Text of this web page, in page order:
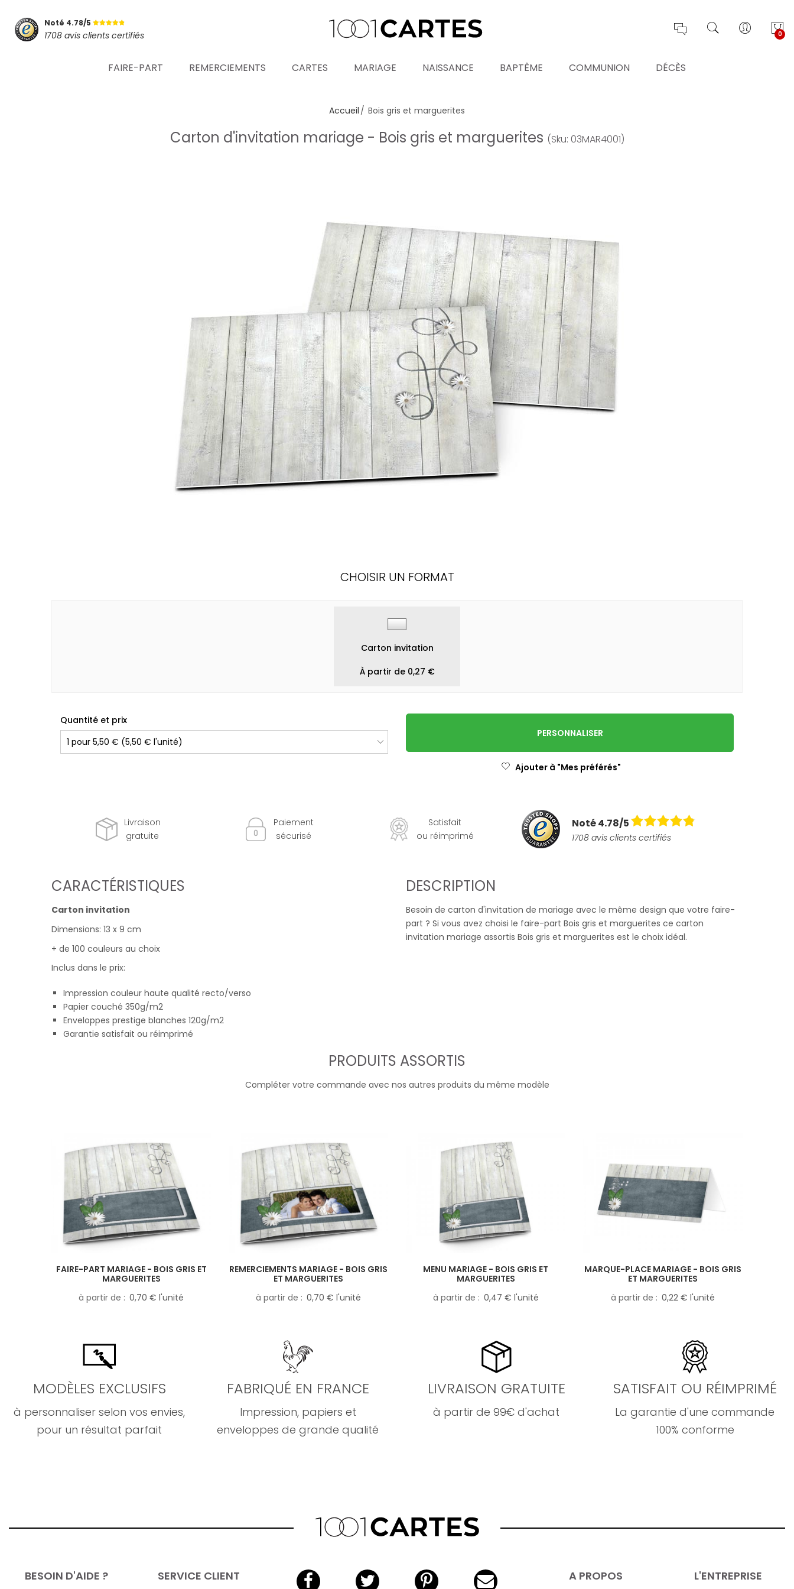
Noté 4.78/5
1708 avis clients certifiés 0
FAIRE-PART REMERCIEMENTS CARTES MARIAGE NAISSANCE BAPTÊME COMMUNION DÉCÈS
Mot de passe oublié ?
SE CONNECTER
Accueil Bois gris et marguerites
Carton d'invitation mariage - Bois gris et marguerites (Sku: 03MAR4001)
CHOISIR UN FORMAT
Carton invitation
À partir de 0,27 €
Quantité et prix
PERSONNALISER
Ajouter à "Mes préférés"
Livraison
gratuite
Paiement
sécurisé
Satisfait
ou réimprimé
Noté 4.78/5
1708 avis clients certifiés
CARACTÉRISTIQUES
Carton invitation
Dimensions: 13 x 9 cm
+ de 100 couleurs au choix
Inclus dans le prix:
Impression couleur haute qualité recto/verso
Papier couché 350g/m2
Enveloppes prestige blanches 120g/m2
Garantie satisfait ou réimprimé
DESCRIPTION
Besoin de carton d'invitation de mariage avec le même design que votre faire-
part ? Si vous avez choisi le faire-part Bois gris et marguerites ce carton
invitation mariage assortis Bois gris et marguerites est le choix idéal.
PRODUITS ASSORTIS
Compléter votre commande avec nos autres produits du même modèle
FAIRE-PART MARIAGE - BOIS GRIS ET
MARGUERITES
à partir de
0,70 € l'unité
REMERCIEMENTS MARIAGE - BOIS GRIS
ET MARGUERITES
à partir de
0,70 € l'unité
MENU MARIAGE - BOIS GRIS ET
MARGUERITES
à partir de
0,47 € l'unité
MARQUE-PLACE MARIAGE - BOIS GRIS
ET MARGUERITES
à partir de
0,22 € l'unité
MODÈLES EXCLUSIFS
à personnaliser selon vos envies,
pour un résultat parfait
FABRIQUÉ EN FRANCE
Impression, papiers et
enveloppes de grande qualité
LIVRAISON GRATUITE
à partir de 99€ d'achat
SATISFAIT OU RÉIMPRIMÉ
La garantie d'une commande
100% conforme
BESOIN D'AIDE ? SERVICE CLIENT A PROPOS L'ENTREPRISE